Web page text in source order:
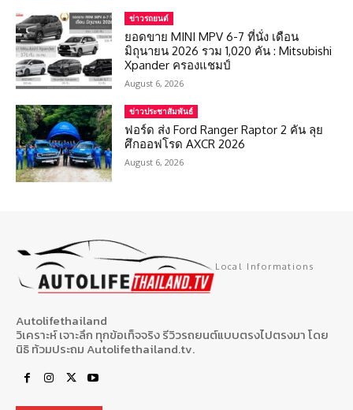
ข่าวรถยนต์
ยอดขาย MINI MPV 6-7 ที่นั่ง เดือน
มิถุนายน 2026 รวม 1,020 คัน : Mitsubishi
Xpander ครองแชมป์
August 6, 2026
ข่าวประชาสัมพันธ์
ฟอร์ด ส่ง Ford Ranger Raptor 2 คัน ลุย
ศึกออฟโรด AXCR 2026
August 6, 2026
Local Informations
Autolifethailand
วิเคราะห์ เจาะลึก ทุกข้อเท็จจริง รีวิวรถยนต์แบบตรงไปตรงมา โดย
นิธิ ท้วมประถม Autolifethailand.tv.